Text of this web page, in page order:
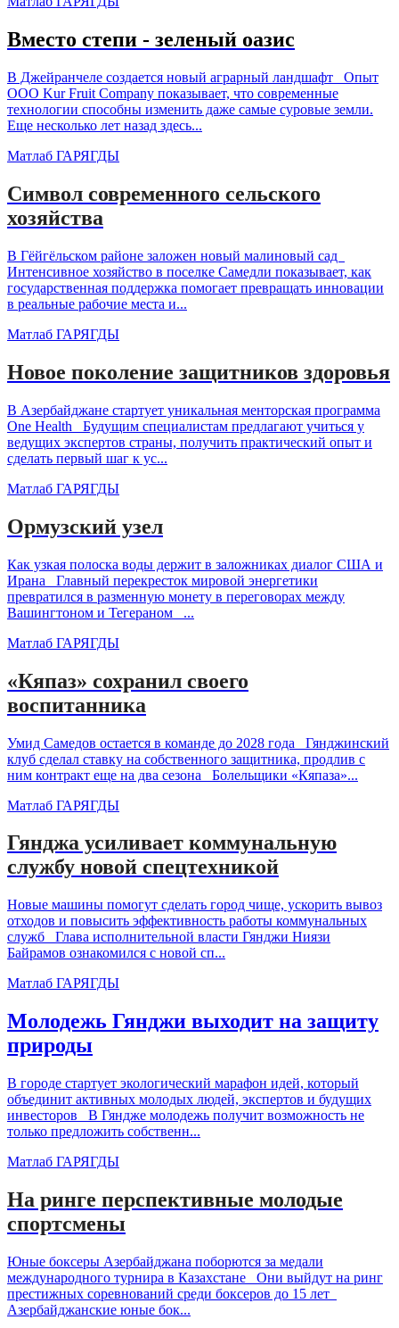
Вместо степи - зеленый оазис
В Джейранчеле создается новый аграрный ландшафт Опыт
ООО Kur Fruit Company показывает, что современные
технологии способны изменить даже самые суровые земли.
Еще несколько лет назад здесь...
Матлаб ГАРЯГДЫ
Символ современного сельского
хозяйства
В Гёйгёльском районе заложен новый малиновый сад
Интенсивное хозяйство в поселке Самедли показывает, как
государственная поддержка помогает превращать инновации
в реальные рабочие места и...
Матлаб ГАРЯГДЫ
Новое поколение защитников здоровья
В Азербайджане стартует уникальная менторская программа
One Health Будущим специалистам предлагают учиться у
ведущих экспертов страны, получить практический опыт и
сделать первый шаг к ус...
Матлаб ГАРЯГДЫ
Ормузский узел
Как узкая полоска воды держит в заложниках диалог США и
Ирана Главный перекресток мировой энергетики
превратился в разменную монету в переговорах между
Вашингтоном и Тегераном ...
Матлаб ГАРЯГДЫ
«Кяпаз» сохранил своего
воспитанника
Умид Самедов остается в команде до 2028 года Гянджинский
клуб сделал ставку на собственного защитника, продлив с
ним контракт еще на два сезона Болельщики «Кяпаза»...
Матлаб ГАРЯГДЫ
Гянджа усиливает коммунальную
службу новой спецтехникой
Новые машины помогут сделать город чище, ускорить вывоз
отходов и повысить эффективность работы коммунальных
служб Глава исполнительной власти Гянджи Ниязи
Байрамов ознакомился с новой сп...
Матлаб ГАРЯГДЫ
Молодежь Гянджи выходит на защиту
природы
В городе стартует экологический марафон идей, который
объединит активных молодых людей, экспертов и будущих
инвесторов В Гяндже молодежь получит возможность не
только предложить собственн...
Матлаб ГАРЯГДЫ
На ринге перспективные молодые
спортсмены
Юные боксеры Азербайджана поборются за медали
международного турнира в Казахстане Они выйдут на ринг
престижных соревнований среди боксеров до 15 лет
Азербайджанские юные бок...